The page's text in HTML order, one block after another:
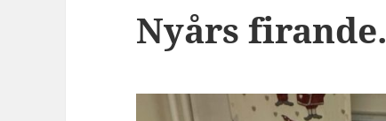
Nyårs firande.